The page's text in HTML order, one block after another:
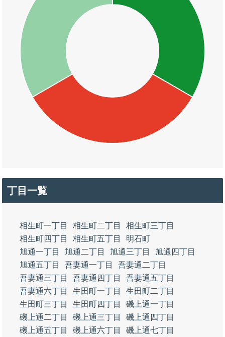
丁目一覧
相生町一丁目 相生町二丁目
相生町三丁目
相生町四丁目
相生町五丁目
明石町
旭通一丁目
旭通二丁目 旭通三丁目
旭通四丁目
旭通五丁目
吾妻通一丁目
吾妻通二丁目
吾妻通三丁目
吾妻通四丁目
吾妻通五丁目
吾妻通六丁目
生田町一丁目
生田町二丁目
生田町三丁目
生田町四丁目
磯上通一丁目
磯上通二丁目
磯上通三丁目
磯上通四丁目
磯上通五丁目
磯上通六丁目 磯上通七丁目